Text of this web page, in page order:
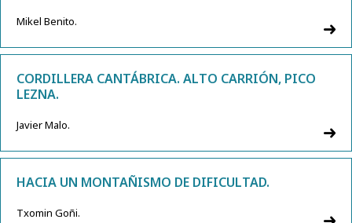
Mikel Benito.
CORDILLERA CANTÁBRICA. ALTO CARRIÓN, PICO
LEZNA.
Javier Malo.
HACIA UN MONTAÑISMO DE DIFICULTAD.
Txomin Goñi.